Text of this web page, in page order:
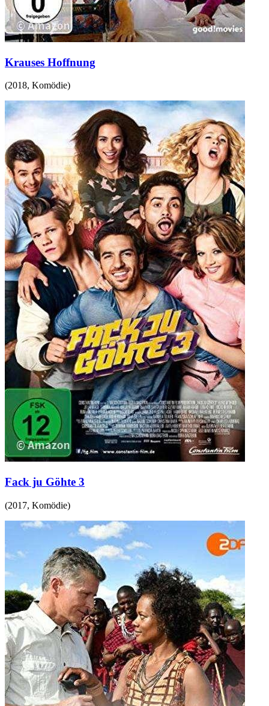
Krauses Hoffnung
(2018, Komödie)
Fack ju Göhte 3
(2017, Komödie)